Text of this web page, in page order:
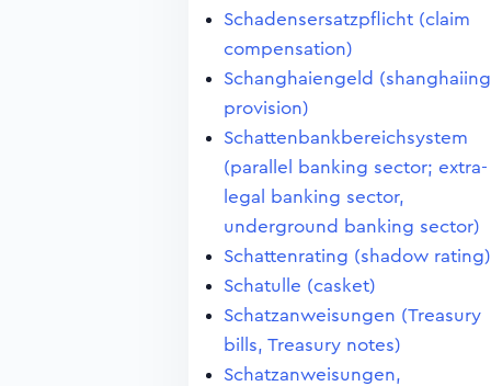
Schadensersatzpflicht (claim
compensation)
Schanghaiengeld (shanghaiing
provision)
Schattenbankbereichsystem
(parallel banking sector; extra-
legal banking sector,
underground banking sector)
Schattenrating (shadow rating)
Schatulle (casket)
Schatzanweisungen (Treasury
bills, Treasury notes)
Schatzanweisungen,